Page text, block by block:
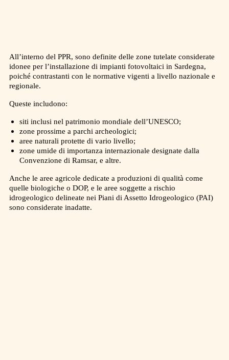
All’interno del PPR, sono definite delle zone tutelate considerate
idonee per l’installazione di impianti fotovoltaici in Sardegna,
poiché contrastanti con le normative vigenti a livello nazionale e
regionale.
Queste includono:
siti inclusi nel patrimonio mondiale dell’UNESCO;
zone prossime a parchi archeologici;
aree naturali protette di vario livello;
zone umide di importanza internazionale designate dalla
Convenzione di Ramsar, e altre.
Anche le aree agricole dedicate a produzioni di qualità come
quelle biologiche o DOP, e le aree soggette a rischio
idrogeologico delineate nei Piani di Assetto Idrogeologico (PAI)
sono considerate inadatte.